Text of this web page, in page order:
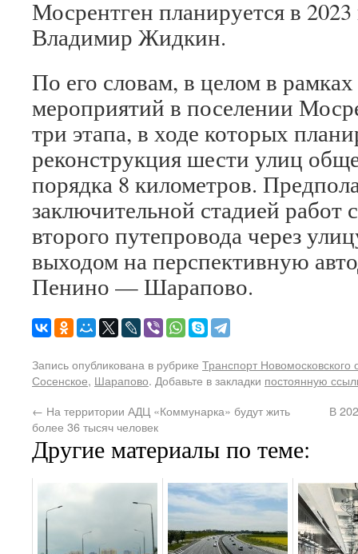
Мосрентген планируется в
Владимир Жидкин.
По его словам, в целом в
мероприятий в поселении
три этапа, в ходе которых
реконструкция шести улиц
порядка 8 километров.
заключительной стадией работ
второго путепровода через
выходом на перспективную
Пенино — Шарапово.
Запись опубликована в рубрике Транспорт Новомосковского
Сосенское, Шарапово. Добавьте в закладки постоянную
← На территории АДЦ «Коммунарка» будут жить
более 36 тысяч человек
В
Другие материалы по теме: